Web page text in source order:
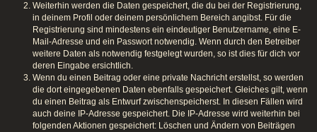
Weiterhin werden die Daten gespeichert, die du bei der Registrierung,
in deinem Profil oder deinem persönlichem Bereich angibst. Für die
Registrierung sind mindestens ein eindeutiger Benutzername, eine E-
Mail-Adresse und ein Passwort notwendig. Wenn durch den Betreiber
weitere Daten als notwendig festgelegt wurden, so ist dies für dich vor
deren Eingabe ersichtlich.
Wenn du einen Beitrag oder eine private Nachricht erstellst, so werden
die dort eingegebenen Daten ebenfalls gespeichert. Gleiches gilt, wenn
du einen Beitrag als Entwurf zwischenspeicherst. In diesen Fällen wird
auch deine IP-Adresse gespeichert. Die IP-Adresse wird weiterhin bei
folgenden Aktionen gespeichert: Löschen und Ändern von Beiträgen